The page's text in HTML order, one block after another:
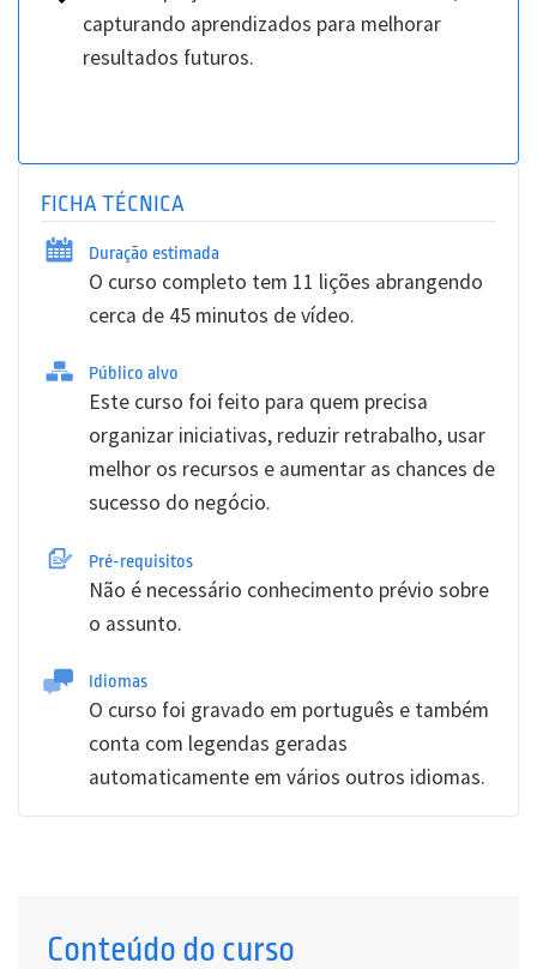
capturando aprendizados para melhorar
resultados futuros.
FICHA TÉCNICA
Duração estimada
O curso completo tem 11 lições abrangendo
cerca de 45 minutos de vídeo.
Público alvo
Este curso foi feito para quem precisa
organizar iniciativas, reduzir retrabalho, usar
melhor os recursos e aumentar as chances de
sucesso do negócio.
Pré-requisitos
Não é necessário conhecimento prévio sobre
o assunto.
Idiomas
O curso foi gravado em português e também
conta com legendas geradas
automaticamente em vários outros idiomas.
Conteúdo do curso